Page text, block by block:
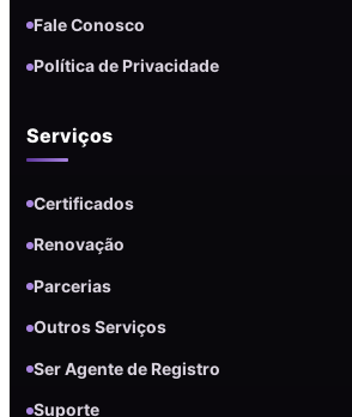
Fale Conosco
Política de Privacidade
Serviços
Certificados
Renovação
Parcerias
Outros Serviços
Ser Agente de Registro
Suporte